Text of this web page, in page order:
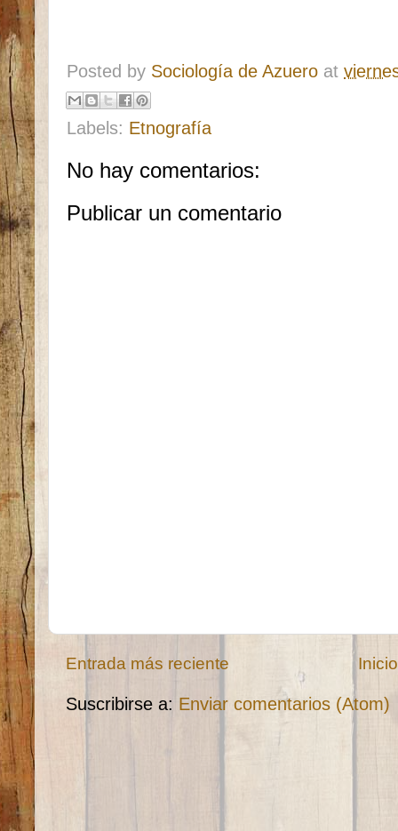
Posted by Sociología de Azuero at
Labels: Etnografía
No hay comentarios:
Publicar un comentario
Entrada más reciente Inicio
Suscribirse a: Enviar comentarios (Atom)